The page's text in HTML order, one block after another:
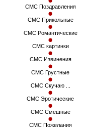
СМС Поздравления
СМС Прикольные
СМС Романтические
СМС картинки
СМС Извинения
СМС Грустные
СМС Скучаю ...
СМС Эротические
СМС Смешные
СМС Пожелания